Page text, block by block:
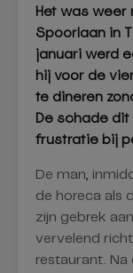
Het was weer
Spoorlaan in
januari werd
hij voor de
te dineren
De schade
frustratie bij
De man,
de horeca als
zijn gebrek
vervelend
restaurant. Na